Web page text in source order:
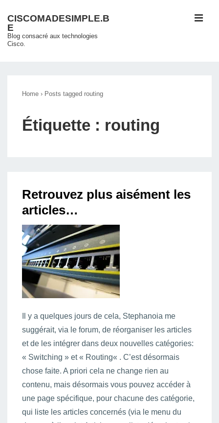
passer
au
contenu
CISCOMADESIMPLE.B
E
Blog consacré aux technologies
Cisco.
Home › Posts tagged routing
Étiquette : routing
Retrouvez plus aisément les
articles…
Il y a quelques jours de cela, Stephanoia me
suggérait, via le forum, de réorganiser les articles
et de les intégrer dans deux nouvelles catégories:
« Switching » et « Routing« . C’est désormais
chose faite. A priori cela ne change rien au
contenu, mais désormais vous pouvez accéder à
une page spécifique, pour chacune des catégorie,
qui liste les articles concernés (via le menu du